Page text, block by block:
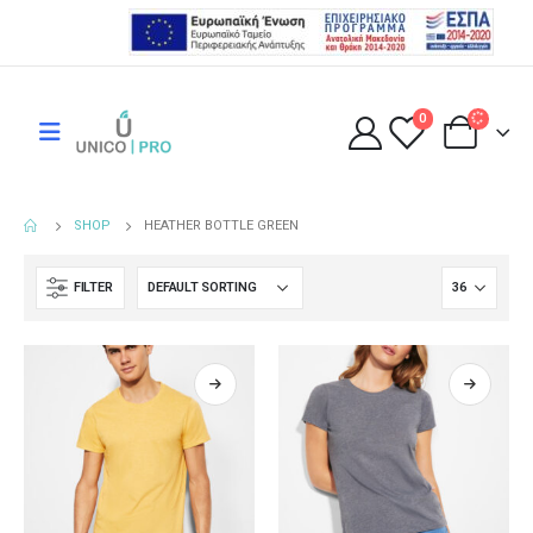
0
SHOP HEATHER BOTTLE GREEN
FILTER